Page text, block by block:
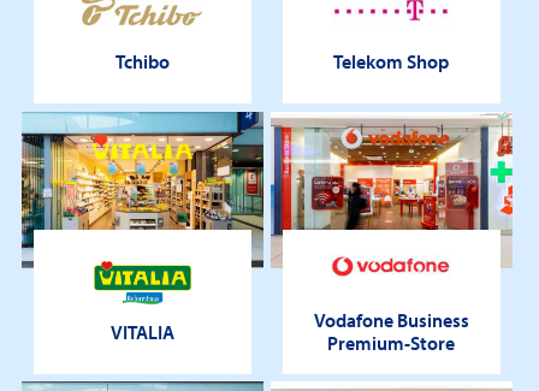
Tchibo Telekom Shop
VITALIA
Vodafone Business
Premium-Store